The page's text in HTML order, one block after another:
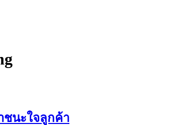
ชนะใจลูกค้า